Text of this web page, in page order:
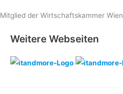
Mitglied der Wirtschaftskammer Wien
Weitere Webseiten